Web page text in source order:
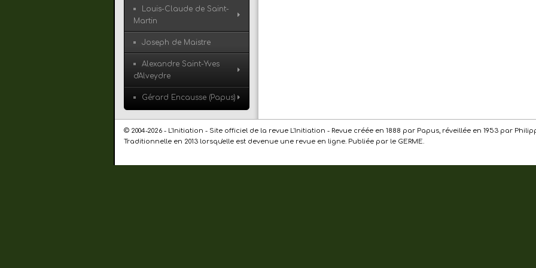
Louis-Claude de Saint-
Martin
Joseph de Maistre
Alexandre Saint-Yves
d'Alveydre
Gérard Encausse (Papus)
© 2004-2026 - L'Initiation - Site officiel de la revue L'Initiation - Revue créée en 1888 par Papus, réveillée en 1953 par
Traditionnelle en 2013 lorsqu'elle est devenue une revue en ligne. Publiée par le GERME.